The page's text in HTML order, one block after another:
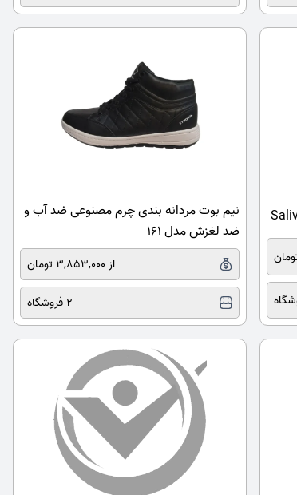
نیم بوت مردانه بندی چرم مصنوعی ضد آب و
ضد لغزش مدل 161
از 3,853,000 تومان
2 فروشگاه